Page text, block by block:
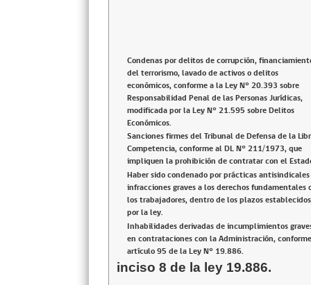
Condenas por delitos de corrupción,
del terrorismo, lavado de activos o delitos
económicos, conforme a la Ley N° 20.393 sobre
Responsabilidad Penal de las Personas Jurídicas,
modificada por la Ley N° 21.595 sobre Delitos
Económicos.
Sanciones firmes del Tribunal de Defensa de la
Competencia, conforme al DL N° 211/1973, que
impliquen la prohibición de contratar con el
Haber sido condenado por prácticas antisindicales
infracciones graves a los derechos fundamentales
los trabajadores, dentro de los plazos establecidos
por la ley.
Inhabilidades derivadas de incumplimientos
en contrataciones con la Administración,
artículo 95 de la Ley N° 19.886.
inciso 8 de la ley 19.886.